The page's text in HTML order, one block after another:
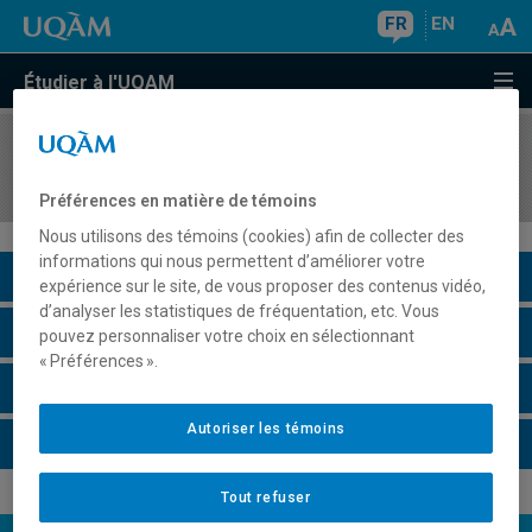
FR EN
Étudier à l'UQAM
COURS//
Description du cours
Horaire - Été 2026
Préférences en matière de témoins
Nous utilisons des témoins (cookies) afin de collecter des
informations qui nous permettent d’améliorer votre
expérience sur le site, de vous proposer des contenus vidéo,
d’analyser les statistiques de fréquentation, etc. Vous
pouvez personnaliser votre choix en sélectionnant
« Préférences ».
Tout refuser
Autoriser les témoins